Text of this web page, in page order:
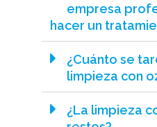
empresa
hacer un
¿Cuánto se
limpieza con
¿La limpieza